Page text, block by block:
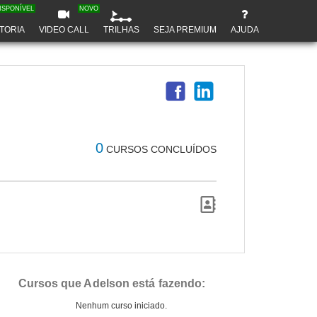
VIDEO CALL
NOVO
TRILHAS SEJA PREMIUM AJUDA
0 CURSOS CONCLUÍDOS
Cursos que Adelson está fazendo:
Nenhum curso iniciado.